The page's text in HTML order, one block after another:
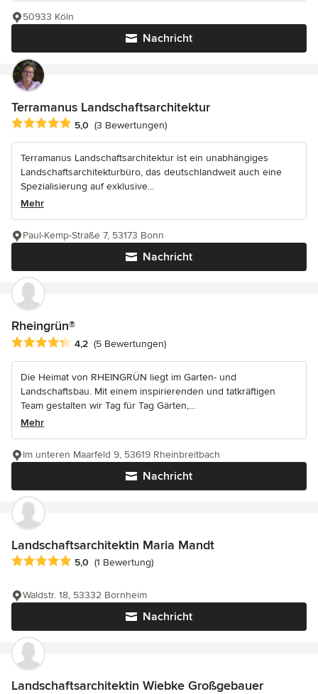
Nachricht
50933 Köln
Terramanus Landschaftsarchitektur
Durchschnittliche Bewertung: 5 von 5 Sternen
5,0 (3 Bewertungen)
Terramanus Landschaftsarchitektur ist ein unabhängiges
Landschaftsarchitekturbüro, das deutschlandweit auch eine
Spezialisierung auf exklusive...
Mehr
Nachricht
Paul-Kemp-Straße 7, 53173 Bonn
Rheingrün®
Durchschnittliche Bewertung: 4.2 von 5 Sternen
4,2 (5 Bewertungen)
Die Heimat von RHEINGRÜN liegt im Garten- und
Landschaftsbau. Mit einem inspirierenden und tatkräftigen
Team gestalten wir Tag für Tag Gärten,...
Mehr
Nachricht
Im unteren Maarfeld 9, 53619 Rheinbreitbach
Landschaftsarchitektin Maria Mandt
Durchschnittliche Bewertung: 5 von 5 Sternen
5,0 (1 Bewertung)
Nachricht
Waldstr. 18, 53332 Bornheim
Landschaftsarchitektin Wiebke Großgebauer